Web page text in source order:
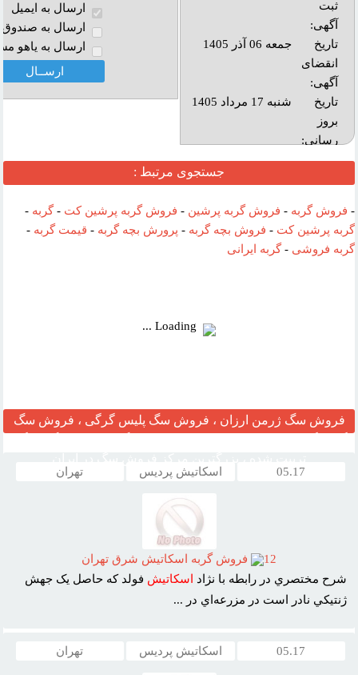
ثبت
آگهی:
تاریخ
انقضای
آگهی:
جمعه 06 آذر 1405
تاريخ
بروز
رساني:
شنبه 17 مرداد 1405
آدرس
وب :‌
ارسال به ايميل
ارسال به صندوق
ارسال به ياهو
جستجوی مرتبط :
- فروش گربه - فروش گربه پرشین - فروش گربه پرشین کت -گربه -
گربه پرشین کت - فروش بچه گربه - پرورش بچه گربه - قیمت گربه -
گربه فروشی -گربه ایرانی
فروش سگ ژرمن ارزان ، فروش سگ پلیس گرگی ، فروش سگ
05.17 اسکاتیش پردیس تهران
12
فروش گربه اسکاتيش شرق تهران
شرح مختصري در رابطه با نژاد
اسکاتيش فولد که حاصل يک جهش
ژنتيکي نادر است در مزرعه‌اي در ...
05.17 اسکاتیش پردیس تهران